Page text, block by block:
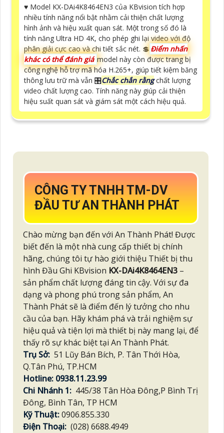
♥️ Model KX-DAi4K8464EN3 của KBvision tích hợp
nhiều tính năng nổi bật nhằm cải thiện chất lượng
hình ảnh và hiệu xuất quan sát. Một trong số đó là
tính năng Ultra HD 4K, cho phép ghi lại video với độ
phân giải cực cao và chi tiết sắc nét. 💲 Điểm nhấn
khác có thể đánh giá model này còn được trang bị
công nghệ hỗ trợ mã hóa H.265+, giúp tiết kiệm băng
thông lưu trữ mà vẫn 🎛Chắc chắn rằngchất lượng
video chất lượng cao. Tính năng này giúp cải thiện
hiệu suất quan sát và giám sát một cách hiệu quả.
CÔNG TY TNHH TM-DV
ĐẦU TƯ AN THÀNH PHÁT
Chào mừng bạn đến với An Thành Phát! Được
biết đến là một nhà cung cấp thiết bị chính
hãng, chúng tôi tự hào giới thiệu Thiết bị thu
hình Đầu Ghi KBvision KX-DAi4K8464EN3 –
sản phẩm chất lượng đáng tin cậy. Với sự đa
dạng và phong phú trong sản phẩm, An
Thành Phát sẽ là điểm đến lý tưởng cho nhu
cầu của bạn. Hãy khám phá và trải nghiệm sự
hiệu quả và tiện lợi mà thiết bị này mang lại, để
thấy rõ sự khác biệt tại An Thành Phát.
Trụ Sở: 51 Lũy Bán Bích, P. Tân Thới Hòa,
Q.Tân Phú, TP.HCM
Hotline: 0938.11.23.99
Chi Nhánh 1: 445/38 Tân Hòa Đông,P Bình Trị
Đông, Bình Tân, TP HCM
Kỹ Thuật:0906.855.330
Điện Thoại: (028) 6688.4949